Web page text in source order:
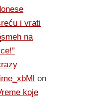
i vrati
na
on
koje